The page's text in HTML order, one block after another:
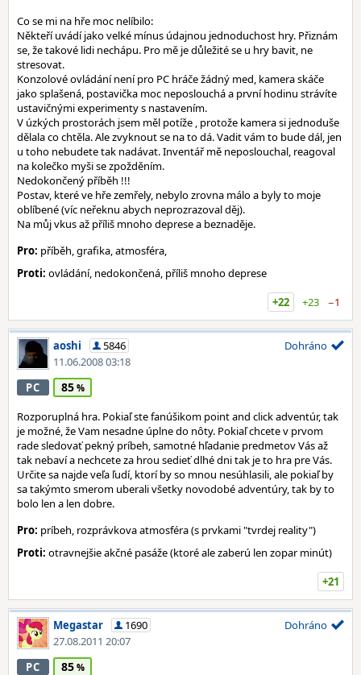
Co se mi na hře moc nelíbilo:
Někteří uvádí jako velké mínus údajnou jednoduchost hry. Přiznám
se, že takové lidi nechápu. Pro mě je důležité se u hry bavit, ne
stresovat.
Konzolové ovládání není pro PC hráče žádný med, kamera skáče
jako splašená, postavička moc neposlouchá a první hodinu strávíte
ustavičnými experimenty s nastavením.
V úzkých prostorách jsem měl potíže , protože kamera si jednoduše
dělala co chtěla. Ale zvyknout se na to dá. Vadit vám to bude dál, jen
u toho nebudete tak nadávat. Inventář mě neposlouchal, reagoval
na kolečko myši se zpožděním.
Nedokončený příběh !!!
Postav, které ve hře zemřely, nebylo zrovna málo a byly to moje
oblíbené (víc neřeknu abych neprozrazoval děj).
Na můj vkus až příliš mnoho deprese a beznaděje.
Pro: příběh, grafika, atmosféra,
Proti: ovládání, nedokončená, příliš mnoho deprese
+22
+23 −1
aoshi
5846
11.06.2008 03:18
Dohráno
PC 85
Rozporuplná hra. Pokiaľ ste fanúšikom point and click adventúr, tak
je možné, že Vam nesadne úplne do nôty. Pokiaľ chcete v prvom
rade sledovať pekný príbeh, samotné hľadanie predmetov Vás až
tak nebaví a nechcete za hrou sedieť dlhé dni tak je to hra pre Vás.
Určite sa najde veľa ľudí, ktorí by so mnou nesúhlasili, ale pokiaľ by
sa takýmto smerom uberali všetky novodobé adventúry, tak by to
bolo len a len dobre.
Pro: príbeh, rozprávkova atmosféra (s prvkami "tvrdej reality")
Proti: otravnejšie akčné pasáže (ktoré ale zaberú len zopar minút)
+21
Megastar
1690
27.08.2011 20:07
Dohráno
PC 85